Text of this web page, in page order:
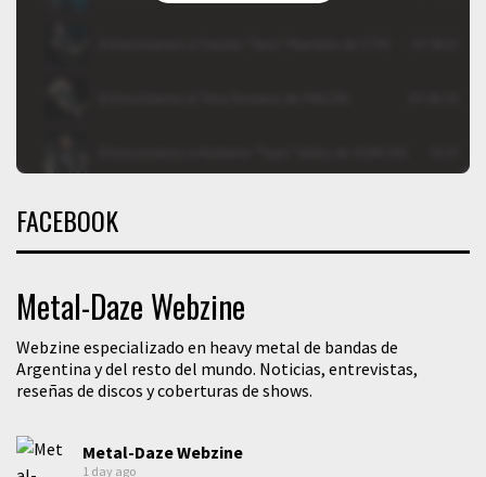
FACEBOOK
Metal-Daze Webzine
Webzine especializado en heavy metal de bandas de
Argentina y del resto del mundo. Noticias, entrevistas,
reseñas de discos y coberturas de shows.
Metal-Daze Webzine
1 day ago